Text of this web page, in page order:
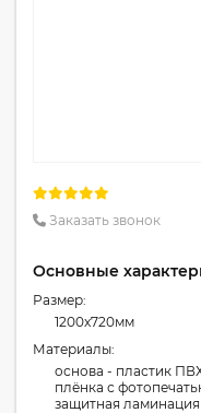
Заказать звонок
Основные
Размер:
1200x720мм
Материалы:
основа - пластик
плёнка с
защитная ламинация